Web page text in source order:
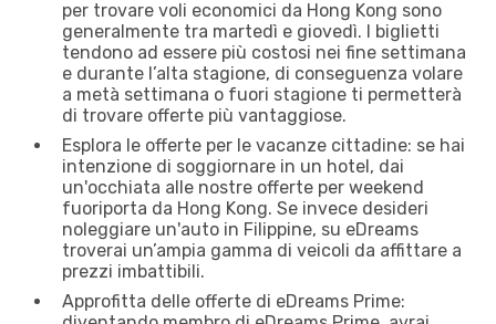
per trovare voli economici da Hong Kong sono
generalmente tra martedì e giovedì. I biglietti
tendono ad essere più costosi nei fine settimana
e durante l’alta stagione, di conseguenza volare
a metà settimana o fuori stagione ti permetterà
di trovare offerte più vantaggiose.
Esplora le offerte per le vacanze cittadine: se hai
intenzione di soggiornare in un hotel, dai
un'occhiata alle nostre offerte per weekend
fuoriporta da Hong Kong. Se invece desideri
noleggiare un'auto in Filippine, su eDreams
troverai un’ampia gamma di veicoli da affittare a
prezzi imbattibili.
Approfitta delle offerte di eDreams Prime: